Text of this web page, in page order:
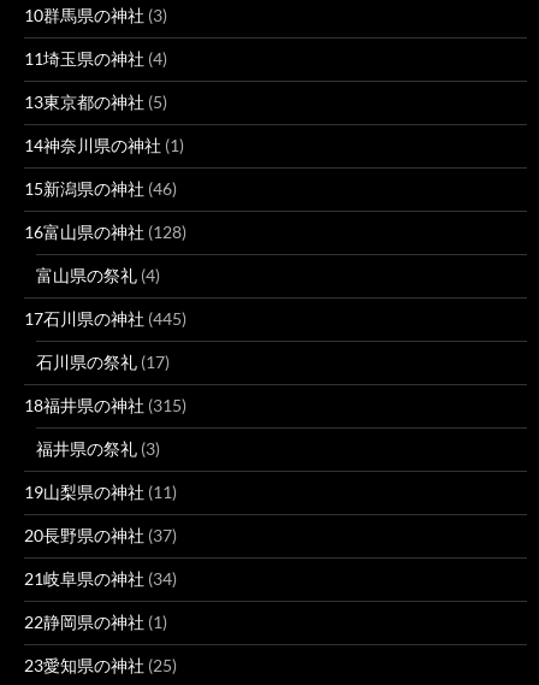
10群馬県の神社 (3)
11埼玉県の神社 (4)
13東京都の神社 (5)
14神奈川県の神社 (1)
15新潟県の神社 (46)
16富山県の神社 (128)
富山県の祭礼 (4)
17石川県の神社 (445)
石川県の祭礼 (17)
18福井県の神社 (315)
福井県の祭礼 (3)
19山梨県の神社 (11)
20長野県の神社 (37)
21岐阜県の神社 (34)
22静岡県の神社 (1)
23愛知県の神社 (25)